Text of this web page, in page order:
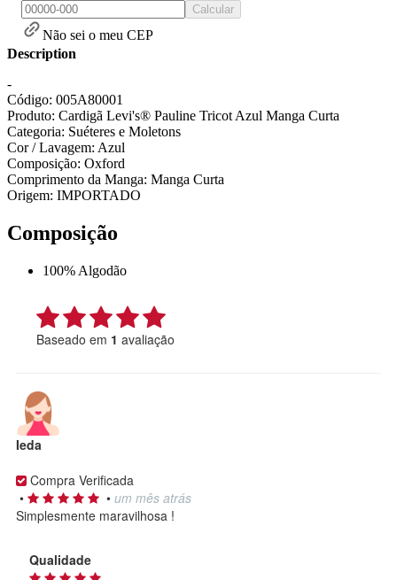
Calcular
Não sei o meu CEP
Description
-
Código: 005A80001
Produto: Cardigã Levi's® Pauline Tricot Azul Manga Curta
Categoria: Suéteres e Moletons
Cor / Lavagem: Azul
Composição: Oxford
Comprimento da Manga: Manga Curta
Origem: IMPORTADO
Composição
100% Algodão
Baseado em 1 avaliação
Ieda
Compra Verificada
•
• um mês atrás
Simplesmente maravilhosa !
Qualidade